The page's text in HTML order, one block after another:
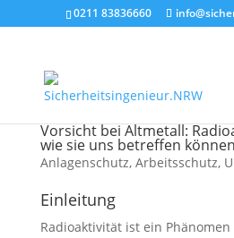
0211 83836660
Vorsicht bei Altmetall:
wie sie uns betreffen können
Anlagenschutz, Arbeitsschutz,
Einleitung
Radioaktivität ist ein